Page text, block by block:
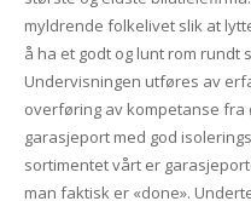
myldrende folkelivet slik at
å ha et godt og lunt rom rundt
Undervisningen utføres av
overføring av kompetanse fra
garasjeport med god
sortimentet vårt er
man faktisk er «done».